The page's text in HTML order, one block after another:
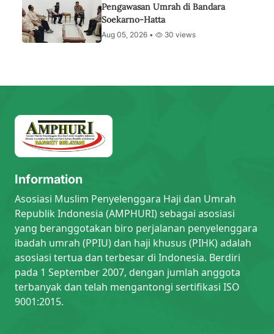
Pengawasan Umrah di Bandara
Soekarno-Hatta
Aug 05, 2026 • 30 views
Information
Asosiasi Muslim Penyelenggara Haji dan Umrah
Republik Indonesia (AMPHURI) sebagai asosiasi
yang beranggotakan biro perjalanan penyelenggara
ibadah umrah (PPIU) dan haji khusus (PIHK) adalah
asosiasi tertua dan terbesar di Indonesia. Berdiri
pada 1 September 2007, dengan jumlah anggota
terbanyak dan telah mengantongi sertifikasi ISO
9001:2015.